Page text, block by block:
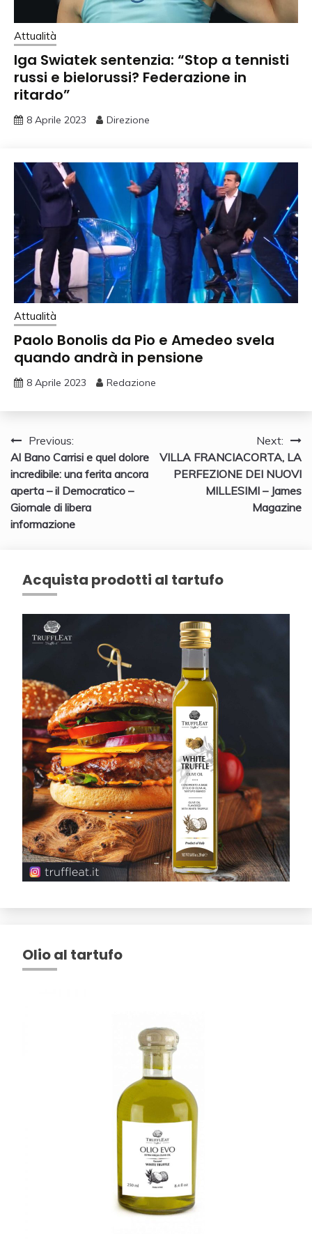
Attualità
Iga Swiatek sentenzia: “Stop a tennisti
russi e bielorussi? Federazione in
ritardo”
8 Aprile 2023 Direzione
Attualità
Paolo Bonolis da Pio e Amedeo svela
quando andrà in pensione
8 Aprile 2023 Redazione
Navigazione
articoli
Previous:
Al Bano Carrisi e quel dolore
incredibile: una ferita ancora
aperta – il Democratico –
Giornale di libera
informazione
Next:
VILLA FRANCIACORTA, LA
PERFEZIONE DEI NUOVI
MILLESIMI – James
Magazine
Acquista prodotti al tartufo
Olio al tartufo